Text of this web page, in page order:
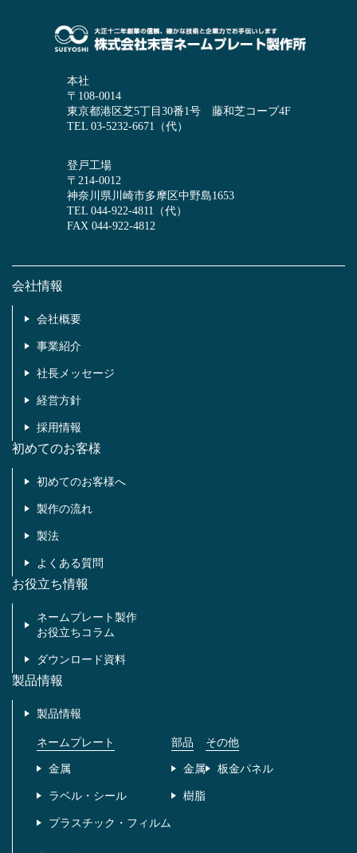
本社
〒108-0014
東京都港区芝5丁目30番1号 藤和芝コープ4F
TEL 03-5232-6671（代）
登戸工場
〒214-0012
神奈川県川崎市多摩区中野島1653
TEL 044-922-4811（代）
FAX 044-922-4812
会社情報
会社概要
事業紹介
社長メッセージ
経営方針
採用情報
初めてのお客様
初めてのお客様へ
製作の流れ
製法
よくある質問
お役立ち情報
ネームプレート製作
お役立ちコラム
ダウンロード資料
製品情報
製品情報
ネームプレート
金属
ラベル・シール
プラスチック・フィルム
部品
金属
樹脂
その他
板金パネル